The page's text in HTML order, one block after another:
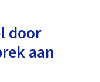
door
aan